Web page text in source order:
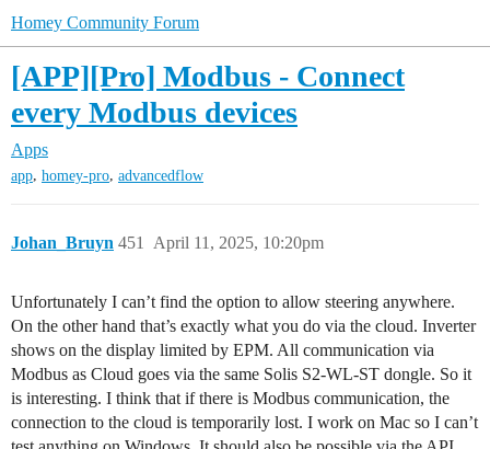
Homey Community Forum
[APP][Pro] Modbus - Connect
every Modbus devices
Apps
app, homey-pro, advancedflow
Johan_Bruyn April 11, 2025, 10:20pm
451
Unfortunately I can’t find the option to allow steering anywhere.
On the other hand that’s exactly what you do via the cloud. Inverter
shows on the display limited by EPM. All communication via
Modbus as Cloud goes via the same Solis S2-WL-ST dongle. So it
is interesting. I think that if there is Modbus communication, the
connection to the cloud is temporarily lost. I work on Mac so I can’t